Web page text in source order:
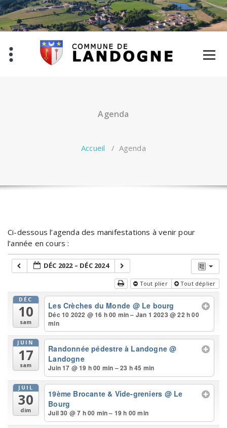
Aller
au
contenu
Agenda
Accueil / Agenda
Ci-dessous l’agenda des manifestations à venir pour
l’année en cours :
DÉC 2022 – DÉC 2024
Tout plier Tout déplier
DÉC
10
sam
Les Crèches du Monde @ Le bourg
Déc 10 2022 @ 16 h 00 min – Jan 1 2023 @ 22 h 00
min
JUIN
17
sam
Randonnée pédestre à Landogne@
Landogne
Juin 17 @ 19 h 00 min – 23 h 45 min
JUIL
30
dim
19ème Brocante & Vide-greniers @ Le
Bourg
Juil 30 @ 7 h 00 min – 19 h 00 min